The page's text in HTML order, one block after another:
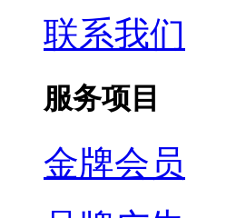
联系我们
服务项目
金牌会员